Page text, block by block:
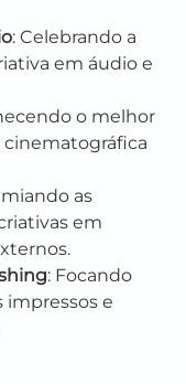
: Celebrando a
em áudio e
o melhor
as
em
: Focando
impressos e